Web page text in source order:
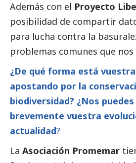
Además con el Proyecto
posibilidad de compartir
para lucha contra la
problemas comunes que
¿De qué forma está
apostando por la
biodiversidad? ¿Nos
brevemente vuestra
actualidad?
La Asociación Promemar